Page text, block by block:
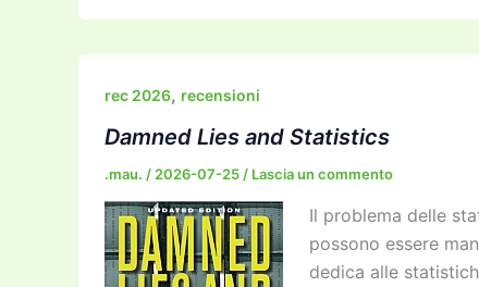
c
e
b
o
o
k
itt
er
ai
l
ai
l
st
o
o
n
e
gr
m
p
y
k
e
rec 2026, recensioni
Damned Lies and Statistics
.mau. / 2026-07-25 / Lascia un commento
Il problema delle
possono essere
dedica alle